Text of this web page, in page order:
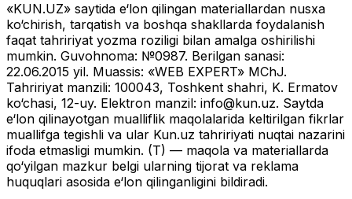
«KUN.UZ» saytida e‘lon qilingan materiallardan nusxa
ko‘chirish, tarqatish va boshqa shakllarda foydalanish
faqat tahririyat yozma roziligi bilan amalga oshirilishi
mumkin. Guvohnoma: №0987. Berilgan sanasi:
22.06.2015 yil. Muassis: «WEB EXPERT» MChJ.
Tahririyat manzili: 100043, Toshkent shahri, K. Ermatov
ko‘chasi, 12-uy. Elektron manzil: info@kun.uz. Saytda
e‘lon qilinayotgan mualliflik maqolalarida keltirilgan fikrlar
muallifga tegishli va ular Kun.uz tahririyati nuqtai nazarini
ifoda etmasligi mumkin. (T) — maqola va materiallarda
qo‘yilgan mazkur belgi ularning tijorat va reklama
huquqlari asosida e‘lon qilinganligini bildiradi.